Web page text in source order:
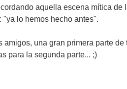
aquella escena mítica de
lo hemos hecho antes".
una gran primera parte de
para la segunda parte... ;)